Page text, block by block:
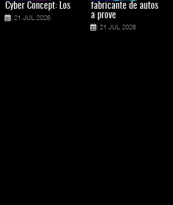
Cyber Concept: Los
21 JUL 2026
fabricante de autos
a prove
21 JUL 2026